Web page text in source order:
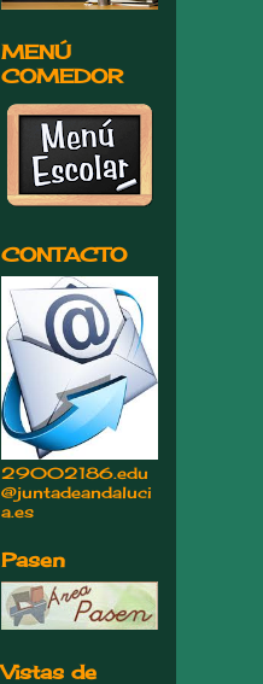
MENÚ
COMEDOR
CONTACTO
29002186.edu
@juntadeandaluci
a.es
Pasen
Vistas de